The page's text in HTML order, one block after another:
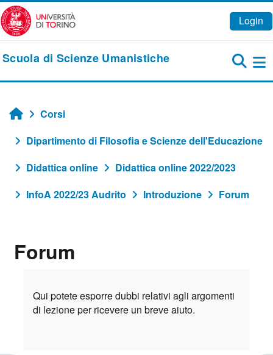
Vai al contenuto principale
Login
Scuola di Scienze Umanistiche
Home
Corsi
Dipartimento di Filosofia e Scienze dell'Educazione
Didattica online
Didattica online 2022/2023
InfoA 2022/23 Audrito
Introduzione Forum
Forum
Qui potete esporre dubbi relativi agli argomenti
di lezione per ricevere un breve aiuto.